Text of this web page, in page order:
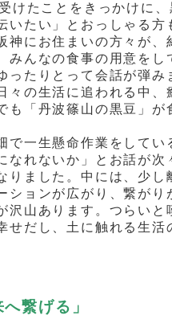
けたことをきっかけに
いたい」とおっしゃる
神にお住まいの方々が、
みんなの食事の用意を
ったりとって会話が弾
々の生活に追われる中
も「丹波篠山の黒豆」
で一生懸命作業をしてい
なれないか」とお話が次
りました。中には、少し
ションが広がり、繋が
沢山あります。つらい
せだし、土に触れる生
繋げる」